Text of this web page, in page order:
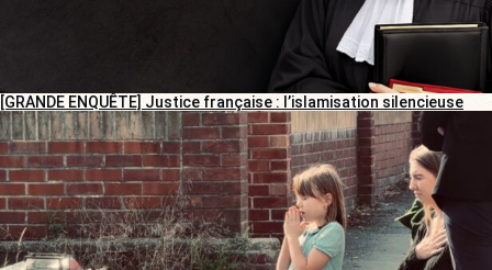
[GRANDE ENQUÊTE] Justice française : l’islamisation silencieuse